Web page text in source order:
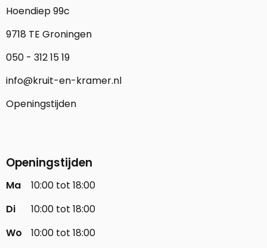
Hoendiep 99c
9718 TE Groningen
050 - 312 15 19
info@kruit-en-kramer.nl
Openingstijden
Openingstijden
Ma
10:00 tot 18:00
Di
10:00 tot 18:00
Wo
10:00 tot 18:00